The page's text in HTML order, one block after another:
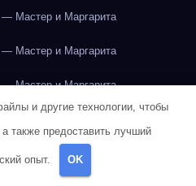
— Мастер и Маргарита
— Мастер и Маргарита
Мастер и Маргарита
Мастер и Маргарита
и другие технологии, чтобы
также предоставить лучший
опыт. OK